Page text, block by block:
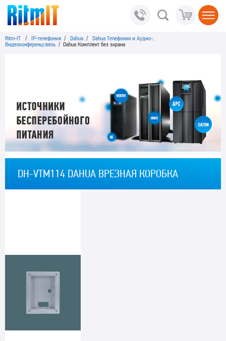
Ritm-IT / IP-телефония / Dahua / Dahua Телефония и Аудио-,
Видеоконференцсвязь / Dahua Комплект без экрана
DH-VTM114 DAHUA ВРЕЗНАЯ КОРОБКА